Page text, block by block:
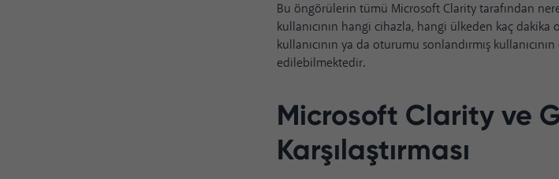
Bu öngörülerin tümü Microsoft Clarity tarafından
kullanıcının hangi cihazla, hangi ülkeden kaç
kullanıcının ya da oturumu sonlandırmış
edilebilmektedir.
Microsoft Clarity ve
Karşılaştırması